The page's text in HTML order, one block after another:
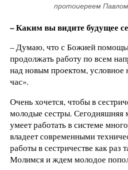
протоиереем
– Каким вы видите будущее
– Думаю, что с Божией
продолжать работу по всем
над новым проектом, условное
час».
Очень хочется, чтобы в
молодые сестры. Сегодняшняя
умеет работать в системе
владеет современными
работы в сестричестве как раз
Молимся и ждем молодое